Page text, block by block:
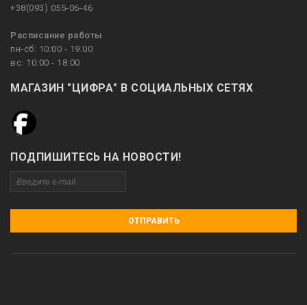
+38(093) 055-06-46
Расписание работы
пн-сб: 10:00 - 19:00
вс: 10:00 - 18:00
МАГАЗИН "ЦИФРА" В СОЦИАЛЬНЫХ СЕТЯХ
ПОДПИШИТЕСЬ НА НОВОСТИ!
ОТПРАВИТЬ